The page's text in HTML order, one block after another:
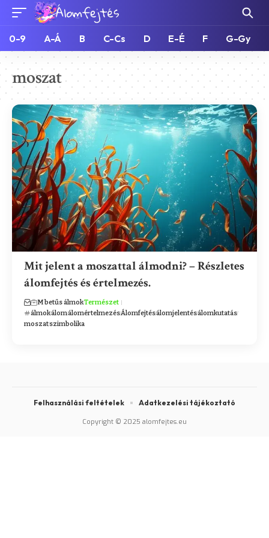
0-9 A-Á B C-Cs D E-É F G-Gy
moszat
Mit jelent a moszattal álmodni? – Részletes
álomfejtés és értelmezés.
M betűs álmokTermészet
álmokálomálomértelmezésÁlomfejtésálomjelentésálomkutatás
moszatszimbolika
Copyright © 2025 alomfejtes.eu
Felhasználási feltételek Adatkezelési tájékoztató